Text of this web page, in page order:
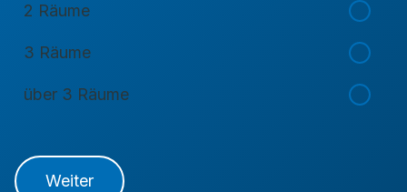
2 Räume
3 Räume
über 3 Räume
Weiter